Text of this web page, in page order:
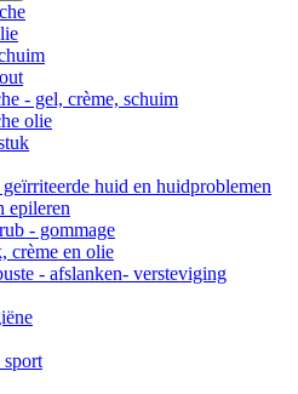
- gel, crème, schuim
olie
huid en huidproblemen
epileren
- gommage
crème en olie
- afslanken- versteviging
sport